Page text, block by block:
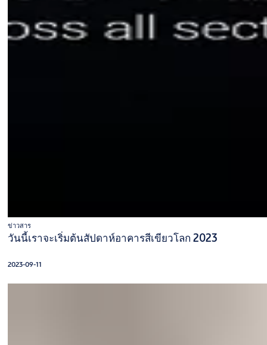
ข่าวสาร
วันนี้เราจะเริ่มต้นสัปดาห์อาคารสีเขียวโลก 2023
2023-09-11